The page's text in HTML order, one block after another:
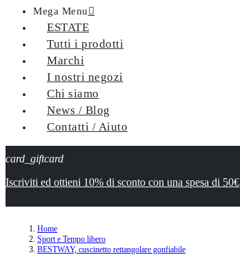
Mega Menu 
ESTATE
Tutti i prodotti
Marchi
I nostri negozi
Chi siamo
News / Blog
Contatti / Aiuto
card_giftcard
Iscriviti ed ottieni 10% di sconto con una spesa di 50€
Home
Sport e Tempo libero
BESTWAY, cuscinetto rettangolare gonfiabile